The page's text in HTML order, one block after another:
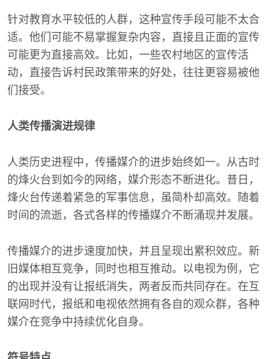
针对教育水平较低的人群，这种宣传手段可能不太合
适。他们可能不易掌握复杂内容，直接且正面的宣传
可能更为直接高效。比如，一些农村地区的宣传活
动，直接告诉村民政策带来的好处，往往更容易被他
们接受。
人类传播演进规律
人类历史进程中，传播媒介的进步始终如一。从古时
的烽火台到如今的网络，媒介形态不断进化。昔日，
烽火台传递着紧急的军事信息，虽简朴却高效。随着
时间的流逝，各式各样的传播媒介不断涌现并发展。
传播媒介的进步速度加快，并且呈现出累积效应。新
旧媒体相互竞争，同时也相互推动。以电视为例，它
的出现并没有让报纸消失，两者反而共同存在。在互
联网时代，报纸和电视依然拥有各自的观众群，各种
媒介在竞争中持续优化自身。